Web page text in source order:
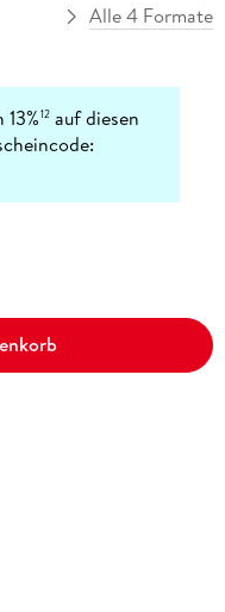
Alle 4 Formate
12 auf diesen